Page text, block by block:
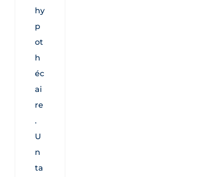
hy
p
ot
h
éc
ai
re
.
U
n
ta